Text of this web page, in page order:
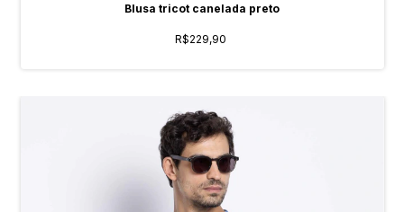
Blusa tricot canelada preto
R$229,90